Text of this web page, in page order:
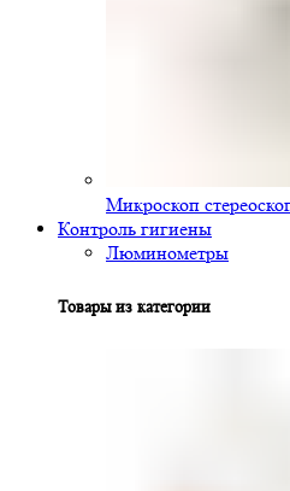
Микроскоп
Контроль гигиены
Люминометры
Товары из категории